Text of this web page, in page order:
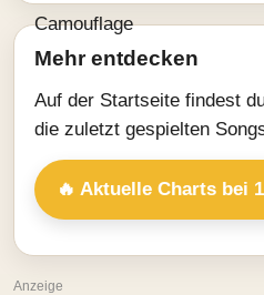
Mehr entdecken
Auf der Startseite findest
die zuletzt gespielten
🔥 Aktuelle Charts bei
Anzeige